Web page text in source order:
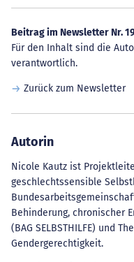
Beitrag im Newsletter Nr.
Für den Inhalt sind die
verantwortlich.
Zurück zum Newsletter
Autorin
Nicole Kautz ist
geschlechtssensible
Behinderung, chronischer
(BAG SELBSTHILFE) und
Gendergerechtigkeit.